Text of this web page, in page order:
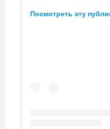
Посмотреть эту